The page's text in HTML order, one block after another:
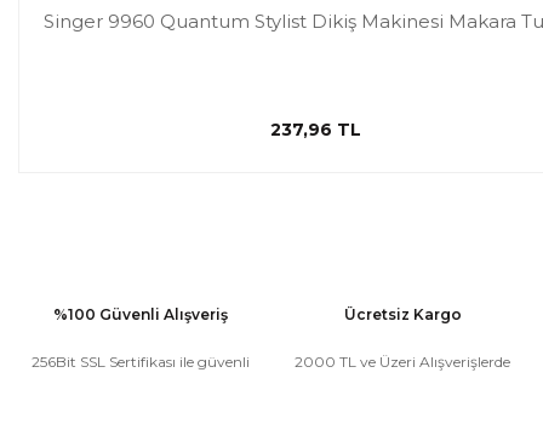
Singer 9960 Quantum Stylist Dikiş Makinesi Makara
237,96 TL
%100 Güvenli Alışveriş
256Bit SSL Sertifikası ile güvenli
Ücretsiz Kargo
2000 TL ve Üzeri Alışverişlerde